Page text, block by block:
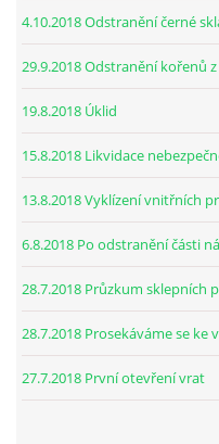
4.10.2018 Odstranění černé
29.9.2018 Odstranění kořenů
19.8.2018 Úklid
15.8.2018 Likvidace
13.8.2018 Vyklízení vnitřních
6.8.2018 Po odstranění části
28.7.2018 Průzkum sklepních
28.7.2018 Prosekáváme se ke
27.7.2018 První otevření vrat